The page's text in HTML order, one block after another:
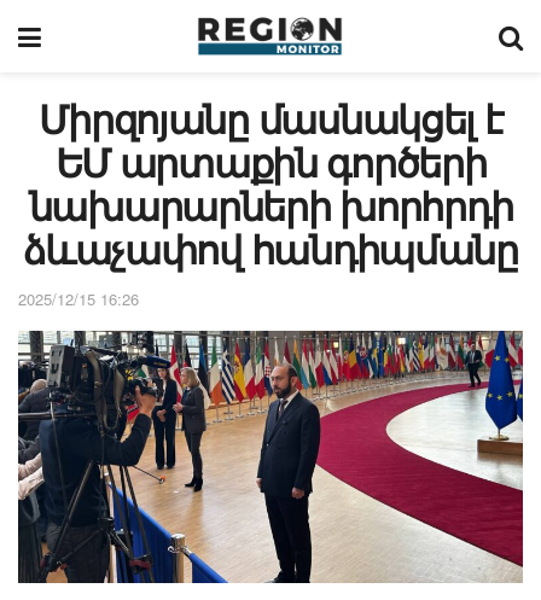
Միրզոյանը մասնակցել է
ԵՄ արտաքին գործերի
նախարարների խորհրդի
ձևաչափով հանդիպմանը
2025/12/15 16:26